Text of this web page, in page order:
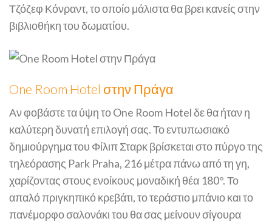
Τζόζεφ Κόνραντ, το οποίο μάλιστα θα βρει κανείς στην
βιβλιοθήκη του δωματίου.
One Room Hotel στην Πράγα
Αν φοβάστε τα ύψη το One Room Hotel δε θα ήταν η
καλύτερη δυνατή επιλογή σας. Το εντυπωσιακό
δημιούργημα του Φίλιπ Σταρκ βρίσκεται στο πύργο της
τηλεόρασης Park Praha, 216 μέτρα πάνω από τη γη,
χαρίζοντας στους ενοίκους μοναδική θέα 180°. Το
απαλό πριγκηπικό κρεβάτι, το τεράστιο μπάνιο και το
πανέμορφο σαλονάκι του θα σας μείνουν σίγουρα